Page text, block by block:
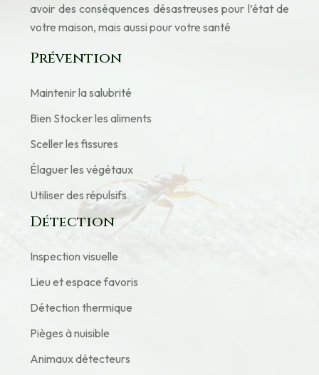
avoir des conséquences désastreuses pour l’état de
votre maison, mais aussi pour votre santé
Prévention
Maintenir la salubrité
Bien Stocker les aliments
Sceller les fissures
Élaguer les végétaux
Utiliser des répulsifs
Détection
Inspection visuelle
Lieu et espace favoris
Détection thermique
Pièges à nuisible
Animaux détecteurs